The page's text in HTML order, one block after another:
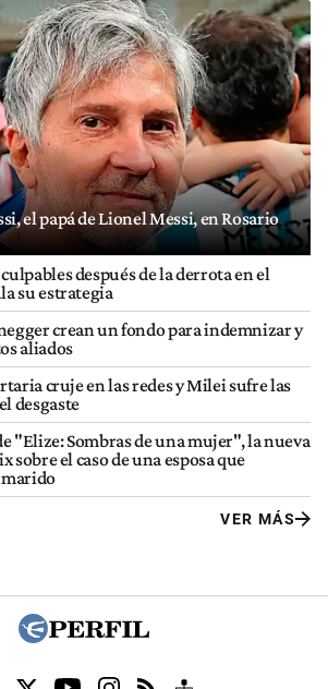
el papá de Lionel Messi, en Rosario
culpables después de la derrota en el
su estrategia
crean un fondo para indemnizar y
aliados
cruje en las redes y Milei sufre las
desgaste
"Elize: Sombras de una mujer", la nueva
sobre el caso de una esposa que
marido
VER MÁS